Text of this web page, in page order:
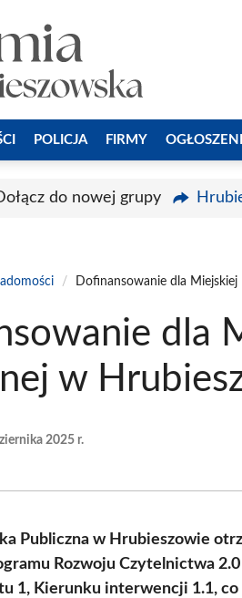
POLICJA FIRMY
do nowej grupy
/ Dofinansowanie dla
dla
w
2025 r.
Publiczna w Hrubieszowie
Rozwoju Czytelnictwa
1, Kierunku interwencji 1.1,